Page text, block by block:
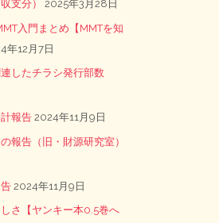
支分）
2025年3月28日
入門まとめ【MMTを知
年12月7日
したチラシ発行部数
報告 2024年11月9日
報告（旧・財源研究室）
2024年11月9日
さ【ヤンキー本0.5巻へ